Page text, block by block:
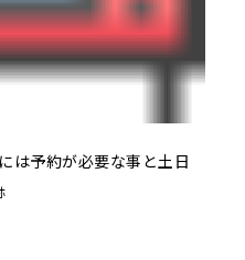
は予約が必要な事と土日